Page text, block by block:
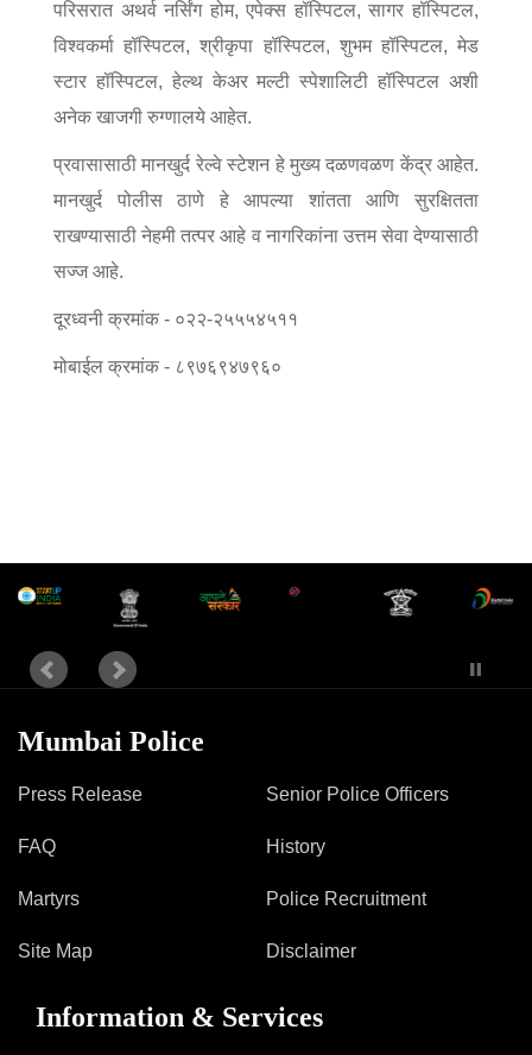
Police Foundation
Welfare Activities
Media Coverage
Press Release
Crime Review
Miscellaneous
Good Work
Mob Violence
Contact Us
परिसरात अथर्व नर्सिंग होम, एपेक्स हॉस्पिटल, सागर हॉस्पिटल,
विश्वकर्मा हॉस्पिटल, श्रीकृपा हॉस्पिटल, शुभम हॉस्पिटल, मेड
स्टार हॉस्पिटल, हेल्थ केअर मल्टी स्पेशालिटी हॉस्पिटल अशी
अनेक खाजगी रुग्णालये आहेत.
प्रवासासाठी मानखुर्द रेल्वे स्टेशन हे मुख्य दळणवळण केंद्र आहेत.
मानखुर्द पोलीस ठाणे हे आपल्या शांतता आणि सुरक्षितता
राखण्यासाठी नेहमी तत्पर आहे व नागरिकांना उत्तम सेवा देण्यासाठी
सज्ज आहे.
दूरध्वनी क्रमांक - ०२२-२५५५४५११
मोबाईल क्रमांक - ८९७६९४७९६०
Mumbai Police
Press Release
FAQ
Martyrs
Site Map
Senior Police Officers
History
Police Recruitment
Disclaimer
Information & Services